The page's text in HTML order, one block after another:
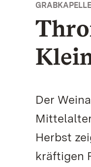
Der
Herbst
kräftigen